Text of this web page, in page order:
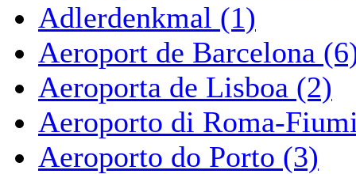
Adlerdenkmal (1)
Aeroport de Barcelona
Aeroporta de Lisboa (2)
Aeroporto di Roma-
Aeroporto do Porto (3)